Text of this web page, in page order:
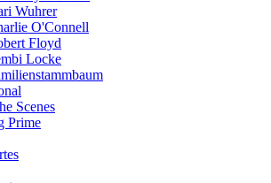
Wuhrer
O'Connell
Floyd
Locke
Scenes
Prime